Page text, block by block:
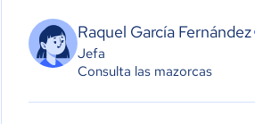
Raquel García Fernández
Jefa
Consulta las mazorcas